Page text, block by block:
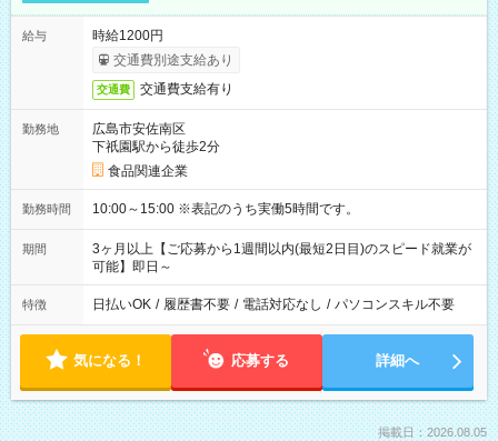
給与
時給1200円
交通費別途支給あり
交通費 交通費支給有り
勤務地
広島市安佐南区
下祇園駅から徒歩2分
食品関連企業
勤務時間 10:00～15:00 ※表記のうち実働5時間です。
期間
3ヶ月以上【ご応募から1週間以内(最短2日目)のスピード就業が
可能】即日～
特徴 日払いOK / 履歴書不要 / 電話対応なし / パソコンスキル不要
気になる！ 応募する 詳細へ
掲載日：2026.08.05